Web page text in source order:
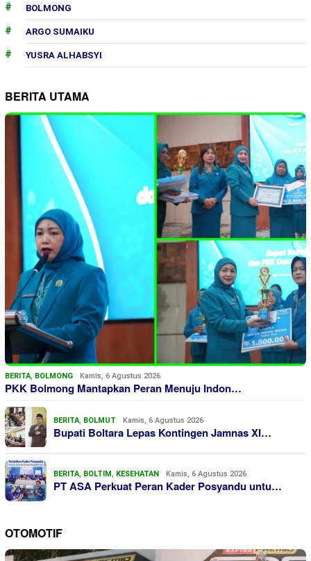
BOLMONG
ARGO SUMAIKU
YUSRA ALHABSYI
BERITA UTAMA
BERITA, BOLMONG Kamis, 6 Agustus 2026
PKK Bolmong Mantapkan Peran Menuju Indon…
BERITA, BOLMUT Kamis, 6 Agustus 2026
Bupati Boltara Lepas Kontingen Jamnas XI…
BERITA, BOLTIM, KESEHATAN Kamis, 6 Agustus 2026
PT ASA Perkuat Peran Kader Posyandu untu…
OTOMOTIF